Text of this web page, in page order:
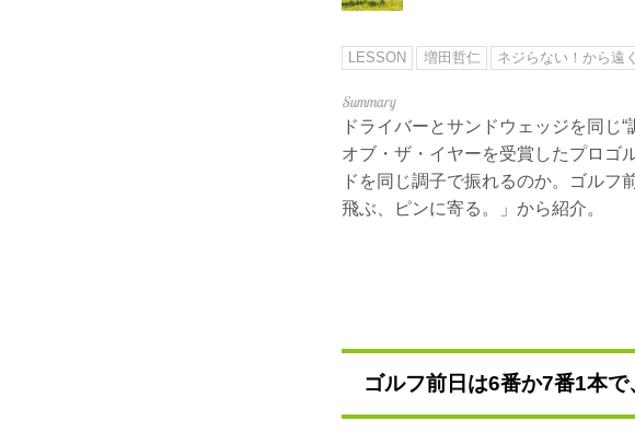
LESSON 増田哲仁 ネジらない！から遠
ドライバーとサンドウェッジを同じ
オブ・ザ・イヤーを受賞したプロゴ
ドを同じ調子で振れるのか。ゴル
飛ぶ、ピンに寄る。」から紹介。
ゴルフ前日は6番か7番1本